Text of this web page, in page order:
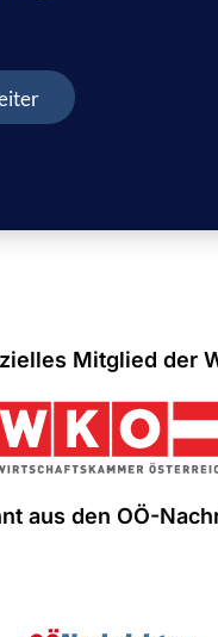
Mitglied der
aus den OÖ-